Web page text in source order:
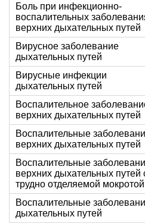
Боль при инфекционно-
воспалительных
верхних дыхательных путей
Вирусное заболевание
дыхательных путей
Вирусные инфекции
дыхательных путей
Воспалительное
верхних дыхательных путей
Воспалительные
верхних дыхательных путей
Воспалительные
верхних дыхательных путей
трудно отделяемой мокротой
Воспалительные
дыхательных путей